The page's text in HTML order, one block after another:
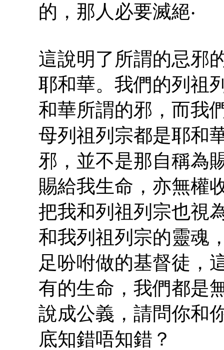
的，那人必要滅絕‧
這說明了所謂的忌邪
耶和華。我們的列祖
和華所謂的邪，而我
母列祖列宗都是耶和
邪，並不是那自稱為
賜給我生命，亦無權
把我和列祖列宗也視
和我列祖列宗的靈魂
足吩咐做的基督徒，
有的生命，我們都是
說成公義，請問你和
底知錯唔知錯？